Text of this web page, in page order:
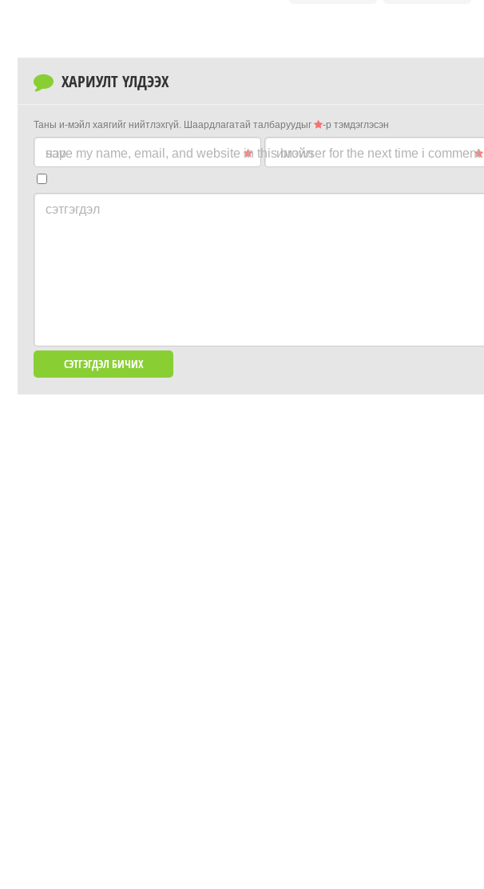
ХАРИУЛТ ҮЛДЭЭХ
Таны и-мэйл хаягийг нийтлэхгүй. Шаардлагатай талбаруудыг -р тэмдэглэсэн
нэр имэйл
save my name, email, and website in this browser for the next time i comment.
сэтгэгдэл